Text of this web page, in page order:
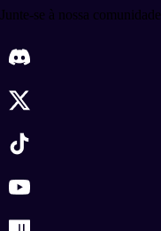
Junte-se à nossa comunidade